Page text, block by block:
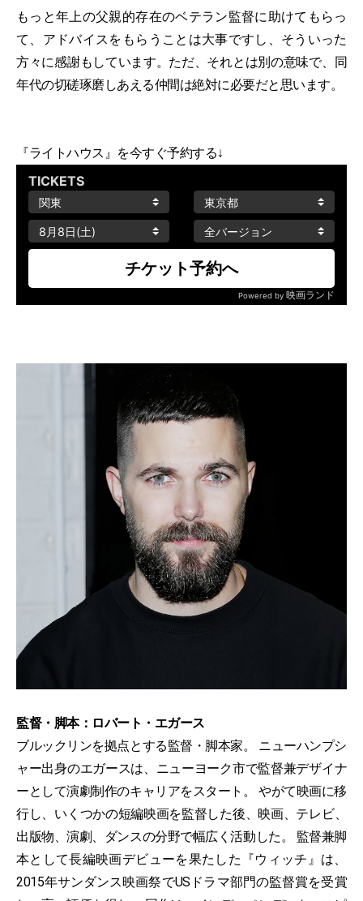
もっと年上の父親的存在のベテラン監督に助けてもらっ
て、アドバイスをもらうことは大事ですし、そういった
方々に感謝もしています。ただ、それとは別の意味で、同
年代の切磋琢磨しあえる仲間は絶対に必要だと思います。
『ライトハウス』を今すぐ予約する↓
監督・脚本：ロバート・エガース
ブルックリンを拠点とする監督・脚本家。 ニューハンプシ
ャー出身のエガースは、ニューヨーク市で監督兼デザイナ
ーとして演劇制作のキャリアをスタート。 やがて映画に移
行し、いくつかの短編映画を監督した後、映画、テレビ、
出版物、演劇、ダンスの分野で幅広く活動した。 監督兼脚
本として長編映画デビューを果たした『ウィッチ』は、
2015年サンダンス映画祭でUSドラマ部門の監督賞を受賞